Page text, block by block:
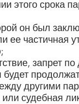
этого срока
он был
частичная
запрет
будет
другими
судебная